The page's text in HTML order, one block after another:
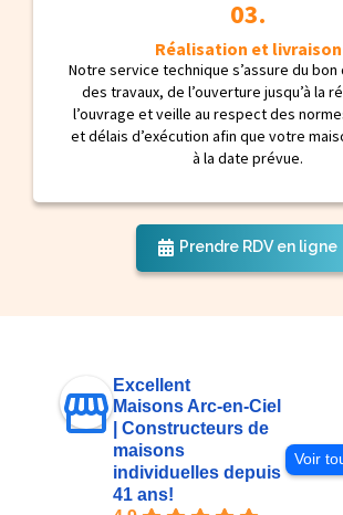
Réalisation et livraison
Notre service technique s’assure du
des travaux, de l’ouverture jusqu’à la
l’ouvrage et veille au respect des
et délais d’exécution afin que votre
à la date prévue.
Prendre RDV en ligne
Excellent
Maisons Arc-en-Ciel
| Constructeurs de
maisons
individuelles depuis
41 ans!
Voir